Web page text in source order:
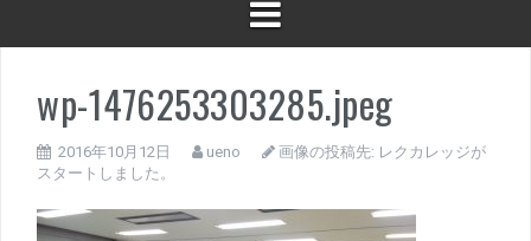
修開催
wp-1476253303285.jpeg
2016年10月12日 ueno 画像の投稿先: レクカレッジが
スタートしました。